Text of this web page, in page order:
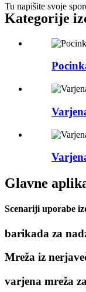
Tu napišite svoje
Kategorije
Glavne
Scenariji uporabe
barikada za
Mreža iz
varjena mreža